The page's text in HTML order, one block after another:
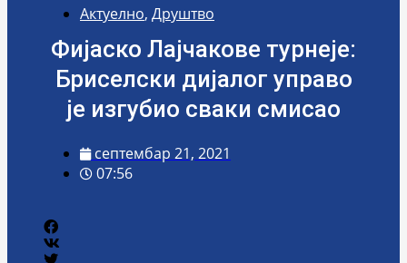
Актуелно, Друштво
Фијаско Лајчакове турнеје:
Бриселски дијалог управо
је изгубио сваки смисао
септембар 21, 2021
07:56